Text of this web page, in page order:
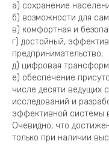
а) сохранение
б) возможности для
в) комфортная и
г) достойный,
предпринимательство;
д) цифровая
е) обеспечение
числе десяти ведущих
исследований и
эффективной системы
Очевидно, что
только при наличии